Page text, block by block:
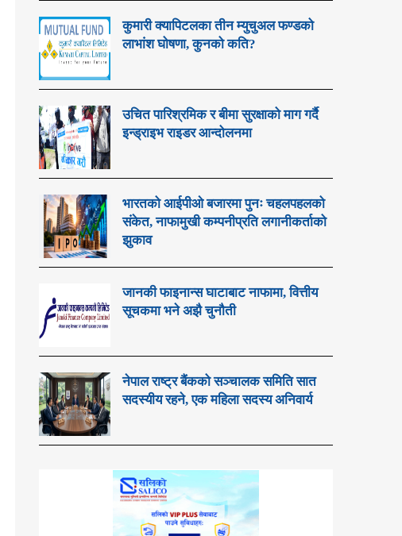
कुमारी क्यापिटलका तीन म्युचुअल फण्डको
लाभांश घोषणा, कुनको कति?
उचित पारिश्रमिक र बीमा सुरक्षाको माग गर्दै
इन्ड्राइभ राइडर आन्दोलनमा
भारतको आईपीओ बजारमा पुनः चहलपहलको
संकेत, नाफामुखी कम्पनीप्रति लगानीकर्ताको
झुकाव
जानकी फाइनान्स घाटाबाट नाफामा, वित्तीय
सूचकमा भने अझै चुनौती
नेपाल राष्ट्र बैंकको सञ्चालक समिति सात
सदस्यीय रहने, एक महिला सदस्य अनिवार्य